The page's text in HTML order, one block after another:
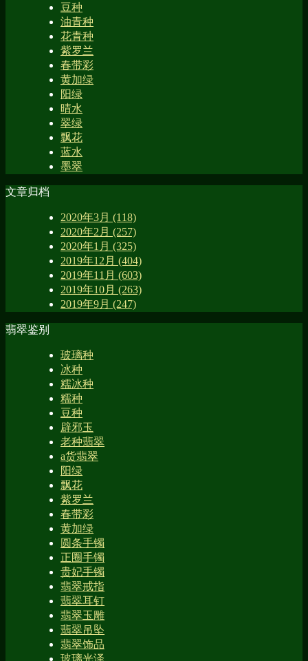
豆种
油青种
花青种
紫罗兰
春带彩
黄加绿
阳绿
晴水
翠绿
飘花
蓝水
墨翠
文章归档
2020年3月 (118)
2020年2月 (257)
2020年1月 (325)
2019年12月 (404)
2019年11月 (603)
2019年10月 (263)
2019年9月 (247)
翡翠鉴别
玻璃种
冰种
糯冰种
糯种
豆种
辟邪玉
老种翡翠
a货翡翠
阳绿
飘花
紫罗兰
春带彩
黄加绿
圆条手镯
正圈手镯
贵妃手镯
翡翠戒指
翡翠耳钉
翡翠玉雕
翡翠吊坠
翡翠饰品
玻璃光泽